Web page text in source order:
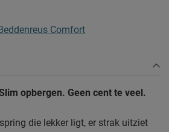
Comfort
opbergen. Geen cent te veel.
die lekker ligt, er strak uitziet